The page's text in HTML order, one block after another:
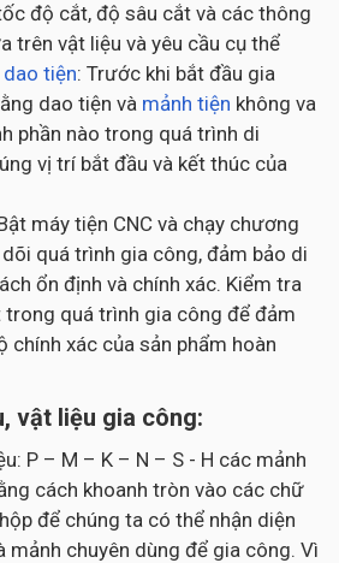
độ cắt, độ sâu cắt và các thông
trên vật liệu và yêu cầu cụ thể
dao tiện: Trước khi bắt đầu gia
dao tiện và mảnh tiện không va
phần nào trong quá trình di
vị trí bắt đầu và kết thúc của
máy tiện CNC và chạy chương
quá trình gia công, đảm bảo di
ổn định và chính xác. Kiểm tra
trong quá trình gia công để đảm
chính xác của sản phẩm hoàn
vật liệu gia công:
P – M – K – N – S - H các mảnh
cách khoanh tròn vào các chữ
để chúng ta có thể nhận diện
chuyên dùng để gia công. Vì